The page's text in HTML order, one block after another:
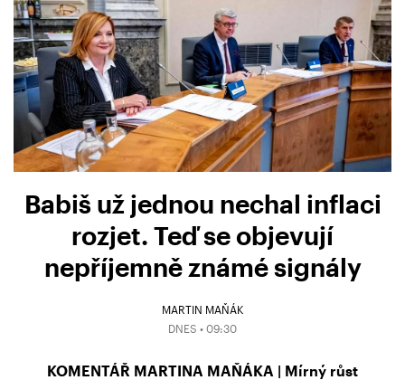
Babiš už jednou nechal inflaci
rozjet. Teď se objevují
nepříjemně známé signály
MARTIN MAŇÁK
DNES • 09:30
KOMENTÁŘ MARTINA MAŇÁKA | Mírný růst